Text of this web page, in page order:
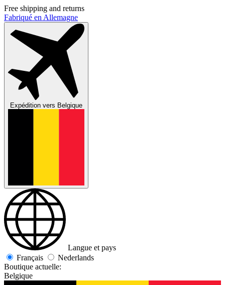
Free shipping and returns
Fabriqué en Allemagne
Expédition vers Belgique
Langue et pays
Français
Nederlands
Boutique actuelle:
Belgique